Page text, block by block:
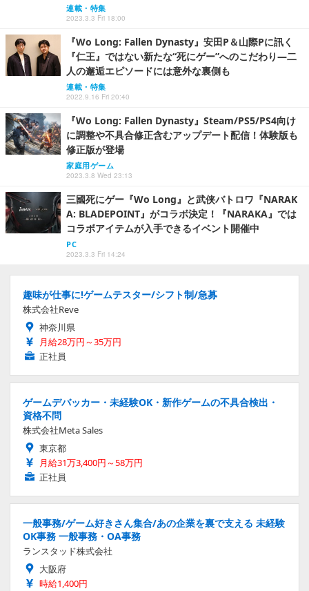
連載・特集
2023.3.3 Fri 18:00
『Wo Long: Fallen Dynasty』安田P＆山際Pに訊く
『仁王』ではない新たな“死にゲー”へのこだわり―二
人の邂逅エピソードには意外な裏側も
連載・特集
2022.9.16 Fri 20:40
『Wo Long: Fallen Dynasty』Steam/PS5/PS4向け
に調整や不具合修正含むアップデート配信！体験版も
修正版が登場
家庭用ゲーム
2023.3.8 Wed 23:13
三國死にゲー『Wo Long』と武侠バトロワ『NARAK
A: BLADEPOINT』がコラボ決定！『NARAKA』では
コラボアイテムが入手できるイベント開催中
PC
2023.3.3 Fri 14:24
趣味が仕事に!ゲームテスター/シフト制/急募
株式会社Reve
神奈川県
月給28万円～35万円
正社員
ゲームデバッカー・未経験OK・新作ゲームの不具合検出・
資格不問
株式会社Meta Sales
東京都
月給31万3,400円～58万円
正社員
一般事務/ゲーム好きさん集合/あの企業を裏で支える 未経験
OK事務 一般事務・OA事務
ランスタッド株式会社
大阪府
時給1,400円